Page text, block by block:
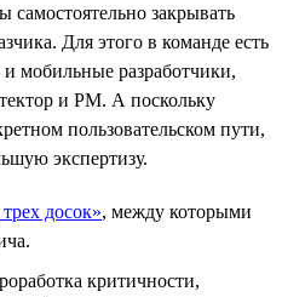
самостоятельно закрывать
Для этого в команде есть
мобильные разработчики,
и PM. А поскольку
пользовательском пути,
экспертизу.
досок», между которыми
критичности,